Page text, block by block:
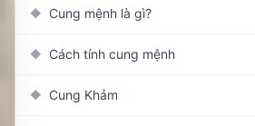
◆ Cung mệnh là gì?
◆ Cách tính cung mệnh
◆ Cung Khảm